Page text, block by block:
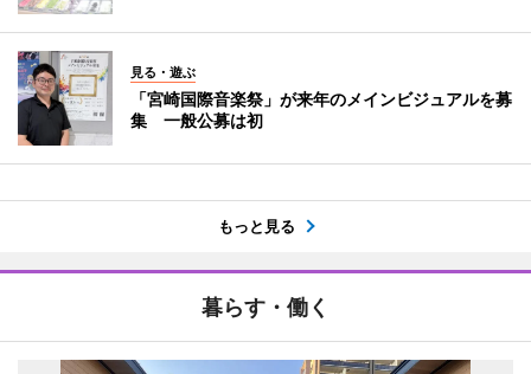
見る・遊ぶ
「宮崎国際音楽祭」が来年のメインビジュアルを募
集 一般公募は初
もっと見る
暮らす・働く